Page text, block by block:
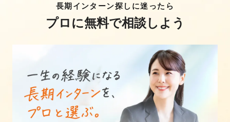
長期インターン探しに迷ったら
プロに無料で相談しよう